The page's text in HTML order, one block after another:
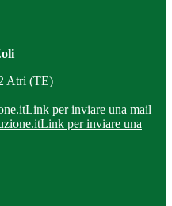
Atri (TE)
Link per inviare una mail
Link per inviare una